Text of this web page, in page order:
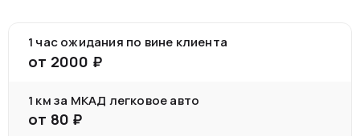
1 час ожидания по вине клиента
от 2000 ₽
1 км за МКАД легковое авто
от 80 ₽